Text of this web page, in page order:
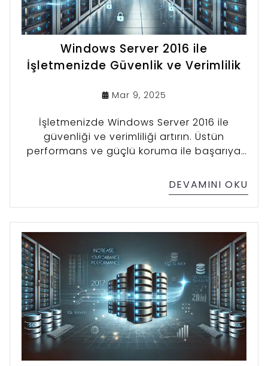
Windows Server 2016 ile
İşletmenizde Güvenlik ve Verimlilik
Mar 9, 2025
İşletmenizde Windows Server 2016 ile
güvenliği ve verimliliği artırın. Üstün
performans ve güçlü koruma ile başarıya
DEVAMINI OKU